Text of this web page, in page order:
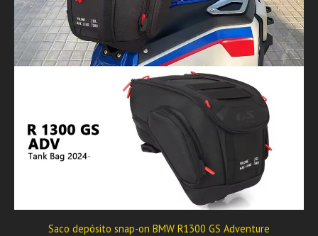
Saco depósito snap-on BMW R1300 GS Adventure